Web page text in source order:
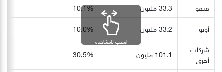
فيفو
33.3 مليون
10.1%
أوبو
33.2 مليون
10.0%
شركات
أخرى
101.1 مليون 30.5%
اسحب للمشاهدة